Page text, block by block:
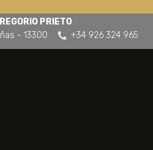
PRIETO
- 13300
+34 926 324 965